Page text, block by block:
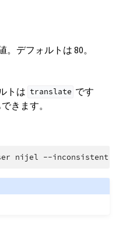
デフォルトは 80。
トは translate です
きます。
nijel --inconsistent